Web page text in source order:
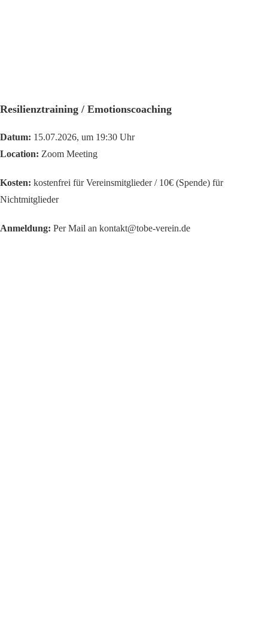
Resilienztraining / Emotionscoaching
Datum: 15.07.2026, um 19:30 Uhr
Location: Zoom Meeting
Kosten: kostenfrei für Vereinsmitglieder / 10€ (Spende) für
Nichtmitglieder
Anmeldung: Per Mail an kontakt@tobe-verein.de